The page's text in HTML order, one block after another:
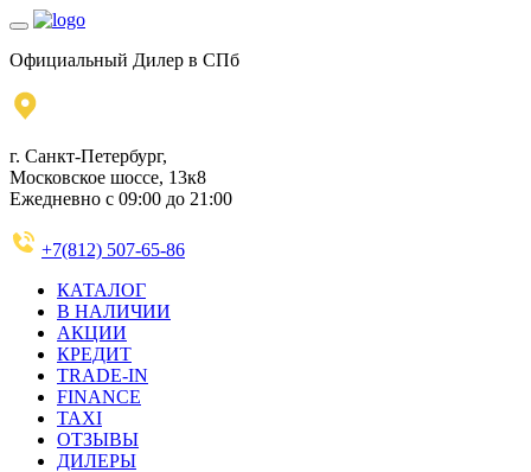
Официальный Дилер в СПб
г. Санкт-Петербург,
Московское шоссе, 13к8
Ежедневно с 09:00 до 21:00
+7(812) 507-65-86
КАТАЛОГ
В НАЛИЧИИ
АКЦИИ
КРЕДИТ
TRADE-IN
FINANCE
TAXI
ОТЗЫВЫ
ДИЛЕРЫ